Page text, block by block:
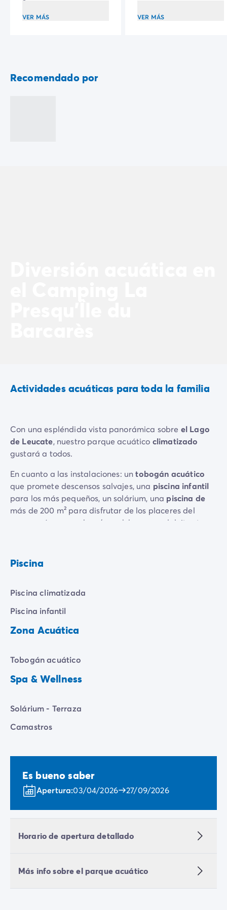
VER MÁS VER MÁS
Recomendado por
Actividades acuáticas para toda la familia
Con una espléndida vista panorámica sobre el Lago
de Leucate, nuestro parque acuático climatizado
gustará a todos.
En cuanto a las instalaciones: untobogán acuático
que promete descensos salvajes, una piscina infantil
para los más pequeños, un solárium, una piscina de
más de 200 m² para disfrutar de los placeres del
agua, ¡así como un bar / snack bar para deleitar tu
piscina, bailes al sol... Hay de todo para que pases
Piscina
Piscina climatizada
Piscina infantil
Zona Acuática
Tobogán acuático
Spa & Wellness
Solárium - Terraza
Camastros
Es bueno saber
Apertura:03/04/2026 27/09/2026
Horario de apertura detallado
Más info sobre el parque acuático